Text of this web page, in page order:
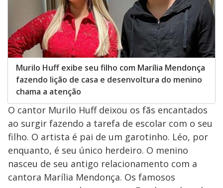
Murilo Huff exibe seu filho com Marília Mendonça
fazendo lição de casa e desenvoltura do menino
chama a atenção
O cantor Murilo Huff deixou os fãs encantados
ao surgir fazendo a tarefa de escolar com o seu
filho. O artista é pai de um garotinho. Léo, por
enquanto, é seu único herdeiro. O menino
nasceu de seu antigo relacionamento com a
cantora Marília Mendonça. Os famosos